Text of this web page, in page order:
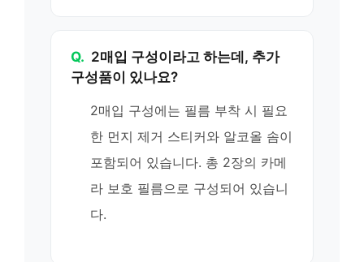
Q. 2매입 구성이라고 하는데, 추가
구성품이 있나요?
2매입 구성에는 필름 부착 시 필요
한 먼지 제거 스티커와 알코올 솜이
포함되어 있습니다. 총 2장의 카메
라 보호 필름으로 구성되어 있습니
다.